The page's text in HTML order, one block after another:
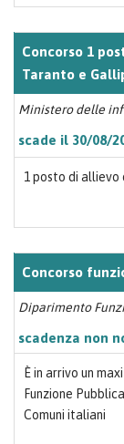
Concorso 1
Taranto e
Ministero delle
scade il 30/08/
1 posto di
Concorso
Diparimento
scadenza non
È in arrivo un
Funzione
Comuni italiani